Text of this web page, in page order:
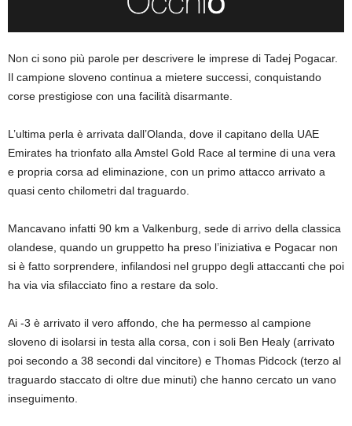
Non ci sono più parole per descrivere le imprese di Tadej Pogacar.
Il campione sloveno continua a mietere successi, conquistando
corse prestigiose con una facilità disarmante.
L’ultima perla è arrivata dall’Olanda, dove il capitano della UAE
Emirates ha trionfato alla Amstel Gold Race al termine di una vera
e propria corsa ad eliminazione, con un primo attacco arrivato a
quasi cento chilometri dal traguardo.
Mancavano infatti 90 km a Valkenburg, sede di arrivo della classica
olandese, quando un gruppetto ha preso l’iniziativa e Pogacar non
si è fatto sorprendere, infilandosi nel gruppo degli attaccanti che poi
ha via via sfilacciato fino a restare da solo.
Ai -3 è arrivato il vero affondo, che ha permesso al campione
sloveno di isolarsi in testa alla corsa, con i soli Ben Healy (arrivato
poi secondo a 38 secondi dal vincitore) e Thomas Pidcock (terzo al
traguardo staccato di oltre due minuti) che hanno cercato un vano
inseguimento.